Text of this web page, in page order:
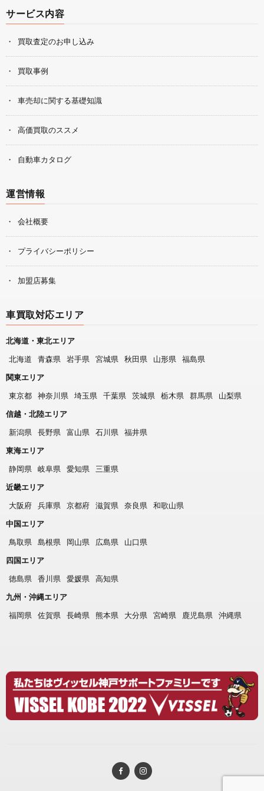
サービス内容
買取査定のお申し込み
買取事例
車売却に関する基礎知識
高価買取のススメ
自動車カタログ
運営情報
会社概要
プライバシーポリシー
加盟店募集
車買取対応エリア
北海道・東北エリア
北海道
青森県 岩手県 宮城県 秋田県 山形県
福島県
関東エリア
東京都
神奈川県 埼玉県 千葉県 茨城県 栃木県 群馬県
山梨県
信越・北陸エリア
新潟県
長野県 富山県 石川県
福井県
東海エリア
静岡県
岐阜県 愛知県
三重県
近畿エリア
大阪府
兵庫県 京都府 滋賀県 奈良県
和歌山県
中国エリア
鳥取県
島根県 岡山県 広島県
山口県
四国エリア
徳島県
香川県 愛媛県
高知県
九州・沖縄エリア
福岡県
佐賀県 長崎県 熊本県 大分県 宮崎県 鹿児島県 沖縄県